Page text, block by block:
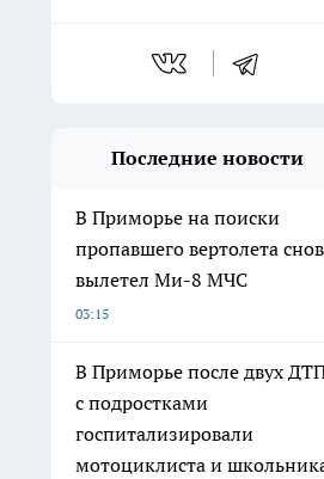
Последние новости
В Приморье на поиски
пропавшего вертолета
вылетел Ми-8 МЧС
03:15
В Приморье после двух
с подростками
госпитализировали
мотоциклиста и